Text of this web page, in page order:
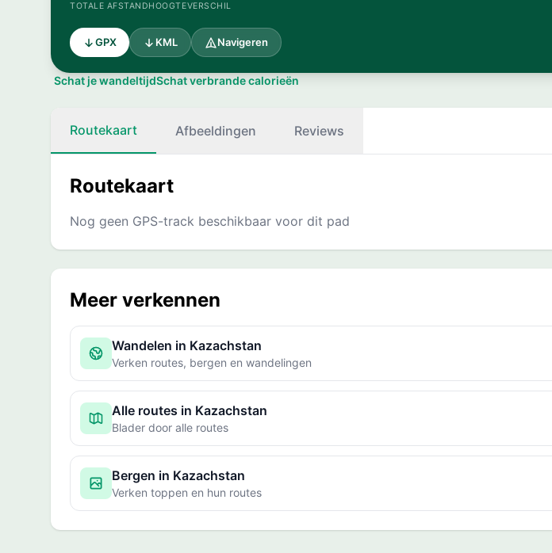
TOTALE AFSTANDHOOGTEVERSCHIL
GPX KML Navigeren
Schat je wandeltijdSchat verbrande calorieën
Routekaart Afbeeldingen Reviews
Routekaart
Nog geen GPS-track beschikbaar voor dit pad
Meer verkennen
Wandelen in Kazachstan
Verken routes, bergen en wandelingen
Alle routes in Kazachstan
Blader door alle routes
Bergen in Kazachstan
Verken toppen en hun routes